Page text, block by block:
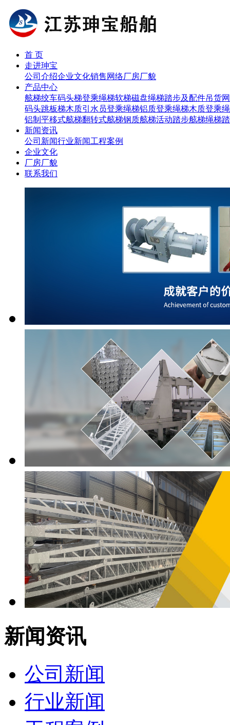
首 页
走进珅宝
公司介绍企业文化销售网络厂房厂貌
产品中心
舷梯绞车码头梯登乘绳梯软梯磁盘绳梯踏步及配件吊货
码头跳板梯木质引水员登乘绳梯铝质登乘绳梯木质登乘
铝制平移式舷梯翻转式舷梯钢质舷梯活动踏步舷梯绳梯
新闻资讯
公司新闻行业新闻工程案例
企业文化
厂房厂貌
联系我们
新闻资讯
公司新闻
行业新闻